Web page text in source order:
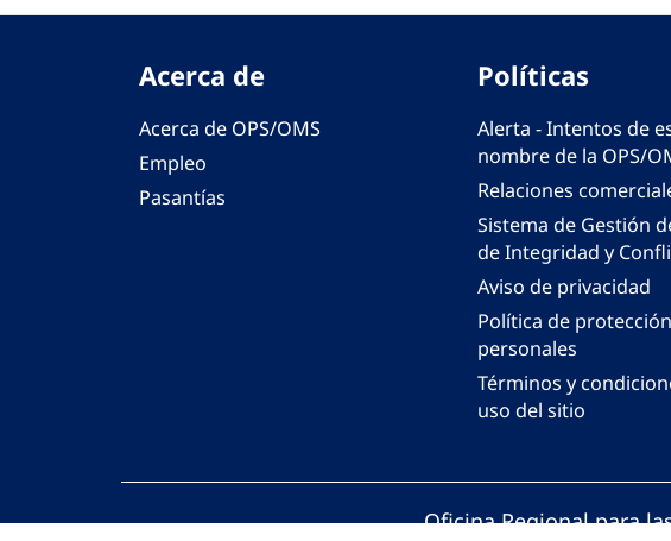
Acerca de
Acerca de OPS/OMS
Empleo
Pasantías
Políticas
Alerta - Intentos de
nombre de la OPS/
Relaciones
Sistema de Gestión
de Integridad y
Aviso de privacidad
Política de
personales
Términos y
uso del sitio
Oficina Regional para